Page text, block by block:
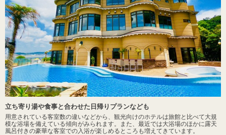
立ち寄り湯や食事と合わせた日帰りプランなども
用意されている客室数の違いなどから、観光向けのホテルは旅館と比べて大規
模な浴場を備えている傾向がみられます。また、最近では大浴場のほかに露天
風呂付きの豪華な客室での入浴が楽しめるところも増えてきています。